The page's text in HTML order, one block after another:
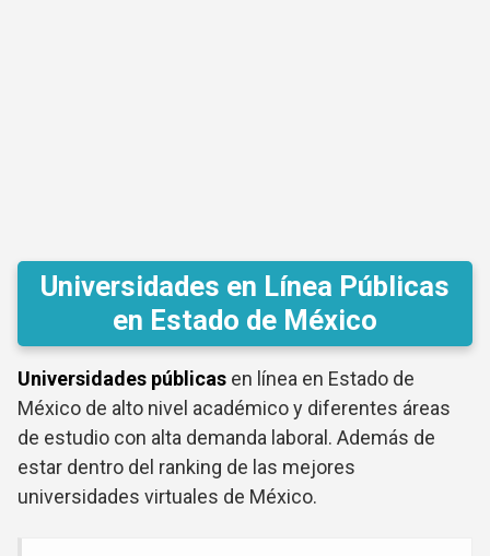
Universidades en Línea Públicas
en Estado de México
Universidades públicas en línea en Estado de
México de alto nivel académico y diferentes áreas
de estudio con alta demanda laboral. Además de
estar dentro del ranking de las mejores
universidades virtuales de México.